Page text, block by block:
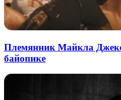
Племянник Майкла
байопике